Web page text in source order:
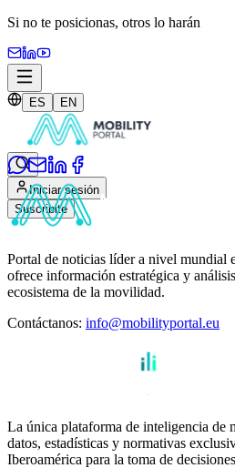
Si no te posicionas, otros lo harán
ES EN
Iniciar sesión
Suscribite
Portal de noticias líder a nivel mundial
ofrece información estratégica y
ecosistema de la movilidad.
Contáctanos: info@mobilityportal.eu
La única plataforma de inteligencia de
datos, estadísticas y normativas
Iberoamérica para la toma de